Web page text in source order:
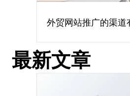
外贸网站推广的渠道
最新文章